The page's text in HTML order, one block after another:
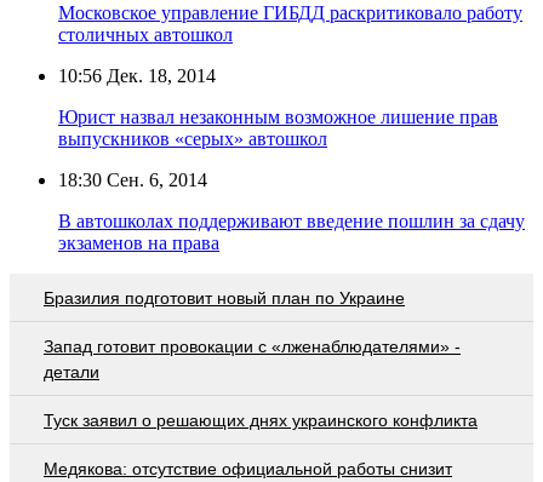
Московское управление ГИБДД раскритиковало работу
столичных автошкол
10:56 Дек. 18, 2014
Юрист назвал незаконным возможное лишение прав
выпускников «серых» автошкол
18:30 Сен. 6, 2014
В автошколах поддерживают введение пошлин за сдачу
экзаменов на права
Бразилия подготовит новый план по Украине
Запад готовит провокации с «лженаблюдателями» -
детали
Туск заявил о решающих днях украинского конфликта
Медякова: отсутствие официальной работы снизит